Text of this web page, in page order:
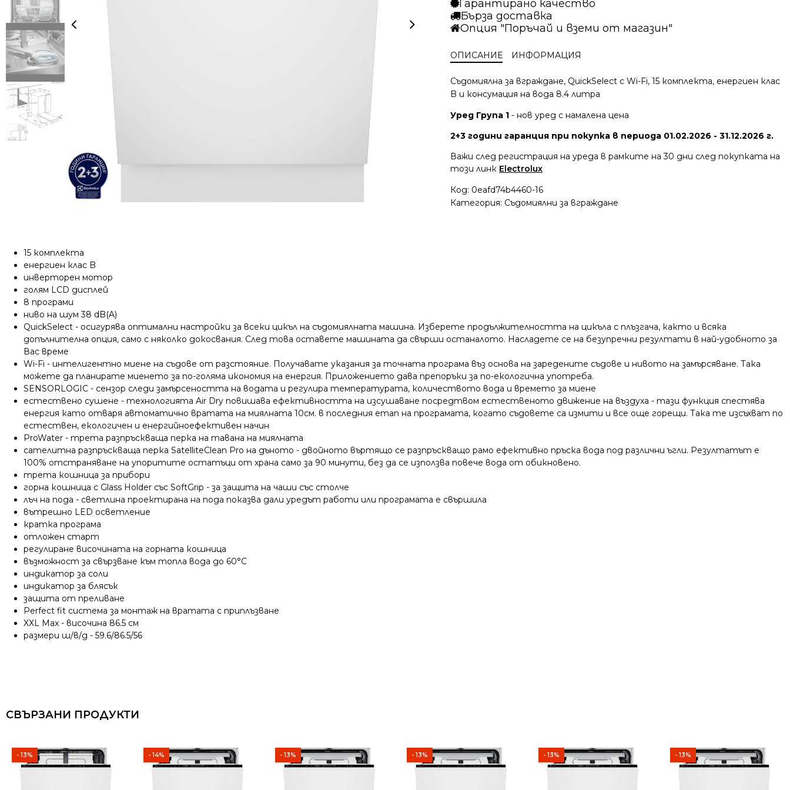
Гарантирано качество
Бърза доставка
Опция "Поръчай и вземи от магазин"
ОПИСАНИЕ ИНФОРМАЦИЯ
Съдомиялна за вграждане, QuickSelect с Wi-Fi, 15 комплекта, енергиен клас
B и консумация на вода 8.4 литра
Уред Група 1 - нов уред с намалена цена
2+3 години гаранция при покупка в периода 01.02.2026 - 31.12.2026 г.
Важи след регистрация на уреда в рамките на 30 дни след покупката на
този линк Electrolux
Код: 0eafd74b4460-16
Категория: Съдомиялни за вграждане
15 комплекта
енергиен клас B
инверторен мотор
голям LCD дисплей
8 програми
ниво на шум 38 dB(A)
QuickSelect - осигурява оптимални настройки за всеки цикъл на съдомиялната машина. Изберете продължителността на цикъла с плъзгача, както и всяка
допълнителна опция, само с няколко докосвания. След това оставете машината да свърши останалото. Насладете се на безупречни резултати в най-удобното за
Вас време
Wi-Fi - интелигентно миене на съдове от разстояние. Получавате указания за точната програма въз основа на заредените съдове и нивото на замърсяване. Така
можете да планирате миенето за по-голяма икономия на енергия. Приложението дава препоръки за по-екологична употреба.
SENSORLOGIC - сензор следи замърсеността на водата и регулира температурата, количеството вода и времето за миене
естествено сушене - технологията Air Dry повишава ефективността на изсушаване посредтвом естественото движение на въздуха - тази функция спестява
енергия като отваря автоматично вратата на миялната 10см. в последния етап на програмата, когато съдовете са измити и все още горещи. Така те изсъхват по
естествен, екологичен и енергийноефективен начин
ProWater - трета разпръскваща перка на тавана на миялната
сателитна разпръскваща перка SatelliteClean Pro на дъното - двойното въртящо се разпръскващо рамо ефективно пръска вода под различни ъгли. Резултатът е
100% отстраняване на упоритите остатъци от храна само за 90 минути, без да се използва повече вода от обикновено.
трета кошница за прибори
горна кошница с Glass Holder със SoftGrip - за защита на чаши със столче
лъч на пода - светлина проектирана на пода показва дали уредът работи или програмата е свършила
вътрешно LED осветление
кратка програма
отложен старт
регулиране височината на горната кошница
възможност за свързване към топла вода до 60°C
индикатор за соли
индикатор за блясък
защита от преливане
Perfect fit система за монтаж на вратата с приплъзване
XXL Max - височина 86.5 см
размери ш/в/д - 59.6/86.5/56
СВЪРЗАНИ ПРОДУКТИ
- 13% - 14% - 13% - 13% - 13% - 13%